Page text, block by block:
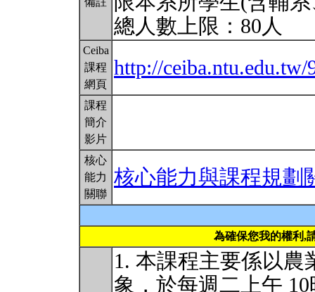
總人數上限：80人
Ceiba
課程
網頁
http://ceiba.ntu.edu.tw/
課程
簡介
影片
核心
能力
關聯
核心能力與課程規劃
為確保您我的權利,
1. 本課程主要係以
象，於每週二上午